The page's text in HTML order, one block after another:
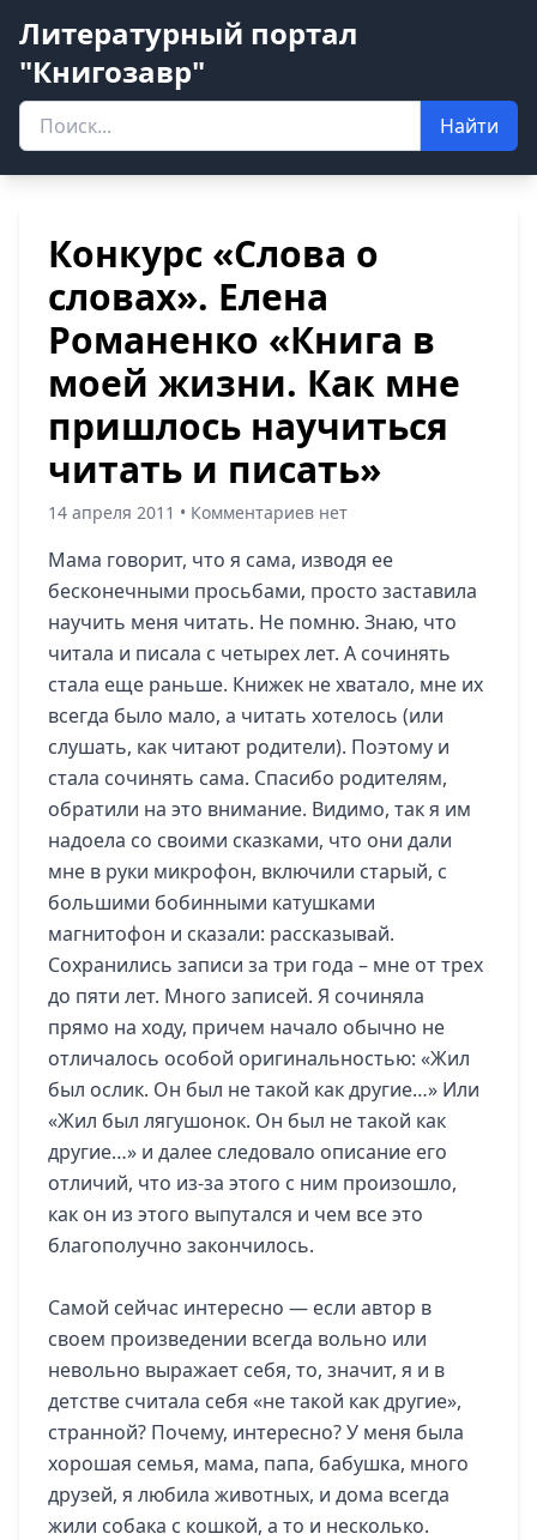
Литературный портал
"Книгозавр"
Найти
Конкурс «Слова о
словах». Елена
Романенко «Книга в
моей жизни. Как мне
пришлось научиться
читать и писать»
14 апреля 2011 • Комментариев нет
Мама говорит, что я сама, изводя ее
бесконечными просьбами, просто заставила
научить меня читать. Не помню. Знаю, что
читала и писала с четырех лет. А сочинять
стала еще раньше. Книжек не хватало, мне их
всегда было мало, а читать хотелось (или
слушать, как читают родители). Поэтому и
стала сочинять сама. Спасибо родителям,
обратили на это внимание. Видимо, так я им
надоела со своими сказками, что они дали
мне в руки микрофон, включили старый, с
большими бобинными катушками
магнитофон и сказали: рассказывай.
Сохранились записи за три года – мне от трех
до пяти лет. Много записей. Я сочиняла
прямо на ходу, причем начало обычно не
отличалось особой оригинальностью: «Жил
был ослик. Он был не такой как другие…» Или
«Жил был лягушонок. Он был не такой как
другие…» и далее следовало описание его
отличий, что из-за этого с ним произошло,
как он из этого выпутался и чем все это
благополучно закончилось.
Самой сейчас интересно — если автор в
своем произведении всегда вольно или
невольно выражает себя, то, значит, я и в
детстве считала себя «не такой как другие»,
странной? Почему, интересно? У меня была
хорошая семья, мама, папа, бабушка, много
друзей, я любила животных, и дома всегда
жили собака с кошкой, а то и несколько.